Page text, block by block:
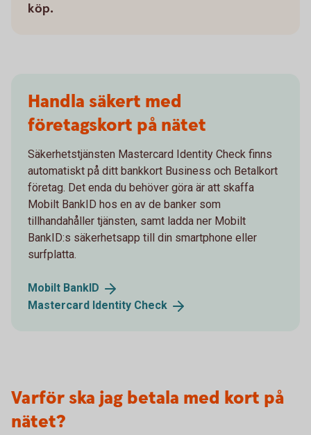
köp.
Handla säkert med
företagskort på nätet
Säkerhetstjänsten Mastercard Identity Check finns
automatiskt på ditt bankkort Business och Betalkort
företag. Det enda du behöver göra är att skaffa
Mobilt BankID hos en av de banker som
tillhandahåller tjänsten, samt ladda ner Mobilt
BankID:s säkerhetsapp till din smartphone eller
surfplatta.
Mobilt BankID
Mastercard Identity Check
Varför ska jag betala med kort på
nätet?